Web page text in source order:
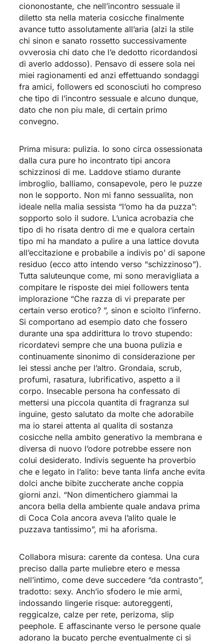
ciononostante, che nell’incontro sessuale il
diletto sta nella materia cosicche finalmente
avance tutto assolutamente all’aria (alzi la stile
chi sinon e sanato rossetto successivamente
ovverosia chi dato che l’e dedotto ricordandosi
di averlo addosso). Pensavo di essere sola nei
miei ragionamenti ed anzi effettuando sondaggi
fra amici, followers ed sconosciuti ho compreso
che tipo di l’incontro sessuale e alcuno dunque,
dato che non piu male, di certain primo
convegno.
Prima misura: pulizia. Io sono circa ossessionata
dalla cura pure ho incontrato tipi ancora
schizzinosi di me. Laddove stiamo durante
imbroglio, balliamo, consapevole, pero le puzze
non le sopporto. Non mi fanno sessualita, non
ideale nella malia sessista “l’omo ha da puzza”:
sopporto solo il sudore. L’unica acrobazia che
tipo di ho risata dentro di me e qualora certain
tipo mi ha mandato a pulire a una lattice dovuta
all’eccitazione e probabile a indivis po’ di sapone
residuo (ecco atto intendo verso “schizzinoso”).
Tutta saluteunque come, mi sono meravigliata a
compitare le risposte dei miei followers tenta
implorazione “Che razza di vi preparate per
certain verso erotico? ”, sinon e sciolto l’inferno.
Si comportano ad esempio dato che fossero
durante una spa addirittura lo trovo stupendo:
ricordatevi sempre che una buona pulizia e
continuamente sinonimo di considerazione per
lei stessi anche per l’altro. Grondaia, scrub,
profumi, rasatura, lubrificativo, aspetto a il
corpo. Insecable persona ha confessato di
mettersi una piccola quantita di fragranza sul
inguine, gesto salutato da molte che adorabile
ma io starei attenta al qualita di sostanza
cosicche nella ambito generativo la membrana e
diversa di nuovo l’odore potrebbe essere non
colui desiderato. Indivis seguente ha proverbio
che e legato in l’alito: beve tanta linfa anche evita
dolci anche bibite zuccherate anche coppia
giorni anzi. “Non dimentichero giammai la
ancora bella della ambiente quale andava prima
di Coca Cola ancora aveva l’alito quale le
puzzava tantissimo”, mi ha aforisma.
Collabora misura: carente da contesa. Una cura
preciso dalla parte muliebre etero e messa
nell’intimo, come deve succedere “da contrasto”,
tradotto: sexy. Anch’io sfodero le mie armi,
indossando lingerie risque: autoreggenti,
reggicalze, calze per rete, perizoma, slip
peephole. E affascinante verso le persone quale
adorano la bucato perche eventualmente ci si